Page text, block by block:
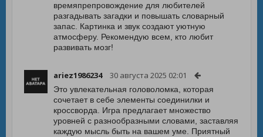
времяпрепровождение для любителей
разгадывать загадки и повышать словарный
запас. Картинка и звук создают уютную
атмосферу. Рекомендую всем, кто любит
развивать мозг!
ariez1986234 30 августа 2025 02:01
Это увлекательная головоломка, которая
сочетает в себе элементы соединилки и
кроссворда. Игра предлагает множество
уровней с разнообразными словами, заставляя
каждую мысль быть на вашем уме. Приятный